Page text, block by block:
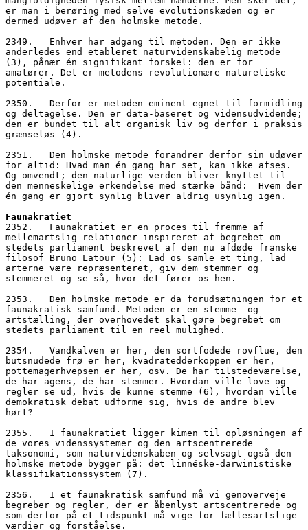
er man i berøring med selve evolutionskæden og er
dermed udøver af den holmske metode.
2349.   Enhver har adgang til metoden. Den er ikke
anderledes end etableret naturvidenskabelig metode
(3), pånær én signifikant forskel: den er for
amatører. Det er metodens revolutionære naturetiske
potentiale.
2350.   Derfor er metoden eminent egnet til formidling
og deltagelse. Den er data-baseret og vidensudvidende;
den er bundet til alt organisk liv og derfor i praksis
grænseløs (4).
2351.   Den holmske metode forandrer derfor sin udøver
for altid: Hvad man én gang har set, kan ikke afses.
Og omvendt; den naturlige verden bliver knyttet til
den menneskelige erkendelse med stærke bånd:  Hvem der
én gang er gjort synlig bliver aldrig usynlig igen.
Faunakratiet
2352.   Faunakratiet er en proces til fremme af
mellemartslig relationer inspireret af begrebet om
stedets parliament beskrevet af den nu afdøde franske
filosof Bruno Latour (5): Lad os samle et ting, lad
arterne være repræsenteret, giv dem stemmer og
stemmeret og se så, hvor det fører os hen.
2353.   Den holmske metode er da forudsætningen for et
faunakratisk samfund. Metoden er en stemme- og
artstælling, der overhovedet skal gøre begrebet om
stedets parliament til en reel mulighed.
2354.   Vandkalven er her, den sortfodede rovflue, den
butsnudede frø er her, kvadratedderkoppen er her,
pottemagerhvepsen er her, osv. De har tilstedeværelse,
de har agens, de har stemmer. Hvordan ville love og
regler se ud, hvis de kunne stemme (6), hvordan ville
demokratisk debat udforme sig, hvis de andre blev
hørt?
2355.   I faunakratiet ligger kimen til opløsningen af
de vores videnssystemer og den artscentrerede
taksonomi, som naturvidenskaben og selvsagt også den
holmske metode bygger på: det linnéske-darwinistiske
klassifikationssystem (7).
2356.   I et faunakratisk samfund må vi genoverveje
begreber og regler, der er åbenlyst artscentrerede og
som derfor på et tidspunkt må vige for fællesartslige
værdier og forståelse.